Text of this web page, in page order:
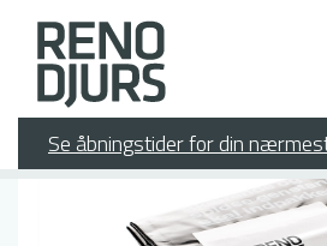
Se åbningstider for din